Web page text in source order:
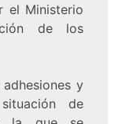
el Ministerio
de los
y
de